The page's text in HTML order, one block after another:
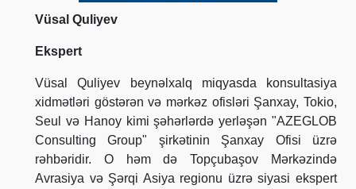
Vüsal Quliyev
Ekspert
Vüsal Quliyev beynəlxalq miqyasda konsultasiya
xidmətləri göstərən və mərkəz ofisləri Şanxay, Tokio,
Seul və Hanoy kimi şəhərlərdə yerləşən "AZEGLOB
Consulting Group" şirkətinin Şanxay Ofisi üzrə
rəhbəridir. O həm də Topçubaşov Mərkəzində
Avrasiya və Şərqi Asiya regionu üzrə siyasi ekspert